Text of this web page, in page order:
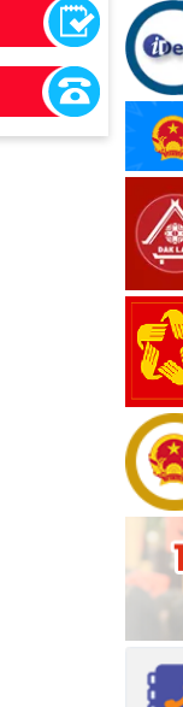
(12/
(09/
Bộ
(09/
Bộ
cấp,
(08/